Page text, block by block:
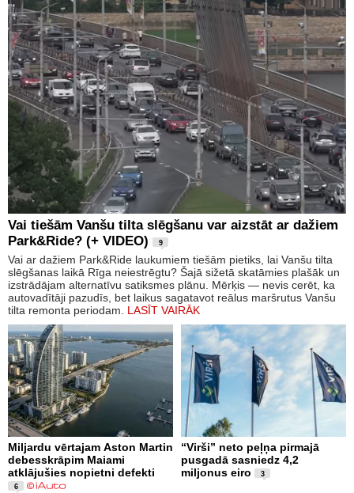
Vai tiešām Vanšu tilta slēgšanu var aizstāt ar dažiem
Park&Ride? (+ VIDEO)
9
Vai ar dažiem Park&Ride laukumiem tiešām pietiks, lai Vanšu tilta
slēgšanas laikā Rīga neiestrēgtu? Šajā sižetā skatāmies plašāk un
izstrādājam alternatīvu satiksmes plānu. Mērķis — nevis cerēt, ka
autovadītāji pazudīs, bet laikus sagatavot reālus maršrutus Vanšu
tilta remonta periodam. LASĪT VAIRĀK
Miljardu vērtajam Aston Martin
debesskrāpim Maiami
atklājušies nopietni defekti
6
“Virši” neto peļņa pirmajā
pusgadā sasniedz 4,2
miljonus eiro
3